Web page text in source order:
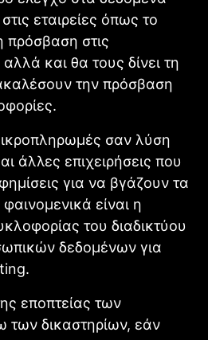
εταιρείες όπως το
πρόσβαση στις
και θα τους δίνει τη
την πρόσβαση
σαν λύση
άλλες επιχειρήσεις που
για να βγάζουν τα
είναι η
του διαδικτύου
δεδομένων για
εποπτείας των
δικαστηρίων, εάν